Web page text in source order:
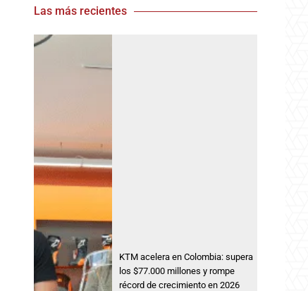
Las más recientes
KTM acelera en Colombia: supera
los $77.000 millones y rompe
récord de crecimiento en 2026